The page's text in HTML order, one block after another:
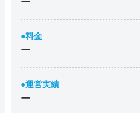
●料金
ー
●運営実績
ー